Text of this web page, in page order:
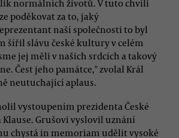
normálních životů. V tuto chvíli
poděkovat za to, jaký
naší společnosti to byl
šířil slávu české kultury v celém
jej měli v našich srdcích a takový
Čest jeho památce," zvolal Král
neutuchající aplaus.
vystoupením prezidenta České
Klause. Grušovi vyslovil uznání
chystá in memoriam udělit vysoké